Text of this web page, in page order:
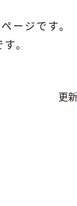
ージです。
。
更